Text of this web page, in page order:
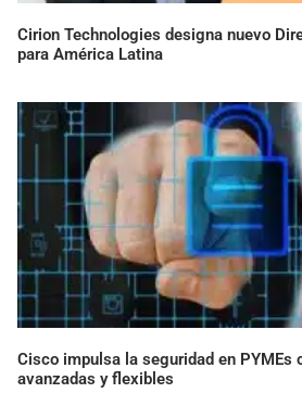
Cirion Technologies designa nuevo
para América Latina
Cisco impulsa la seguridad en PYMEs
avanzadas y flexibles